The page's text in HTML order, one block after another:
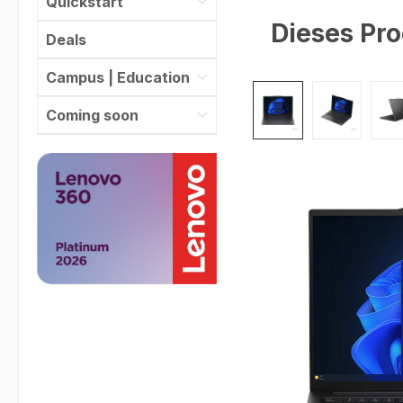
Deals
Campus | Education
Coming soon
Dieses
Bildergalerie